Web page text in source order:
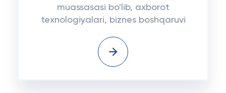
muassasasi bo'lib, axborot
texnologiyalari, biznes boshqaruvi